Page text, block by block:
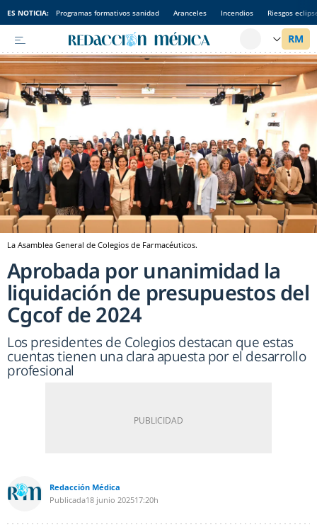
ES NOTICIA: Programas formativos sanidad Aranceles Incendios Riesgos
La Asamblea General de Colegios de Farmacéuticos.
Aprobada por unanimidad la
liquidación de presupuestos del
Cgcof de 2024
Los presidentes de Colegios destacan que estas
cuentas tienen una clara apuesta por el desarrollo
profesional
Redacción Médica
Publicada18 junio 202517:20h